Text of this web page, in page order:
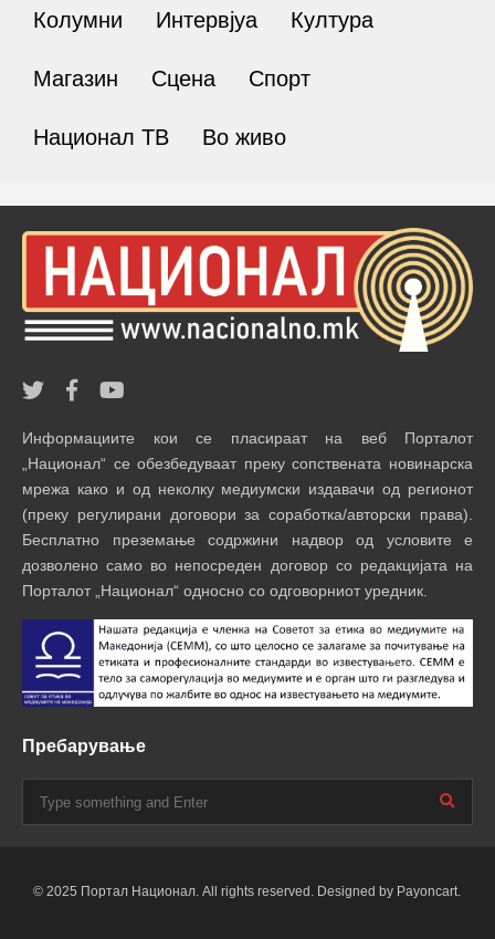
Колумни Интервјуа Култура
Магазин Сцена Спорт
Национал ТВ Во живо
Информациите кои се пласираат на веб Порталот
„Национал“ се обезбедуваат преку сопствената новинарска
мрежа како и од неколку медиумски издавачи од регионот
(преку регулирани договори за соработка/авторски права).
Бесплатно преземање содржини надвор од условите е
дозволено само во непосреден договор со редакцијата на
Порталот „Национал“ односно со одговорниот уредник.
Пребарување
© 2025 Портал Национал. All rights reserved. Designed by Payoncart.